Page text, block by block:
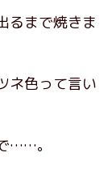
るまで焼きま
ネ色って言い
……。